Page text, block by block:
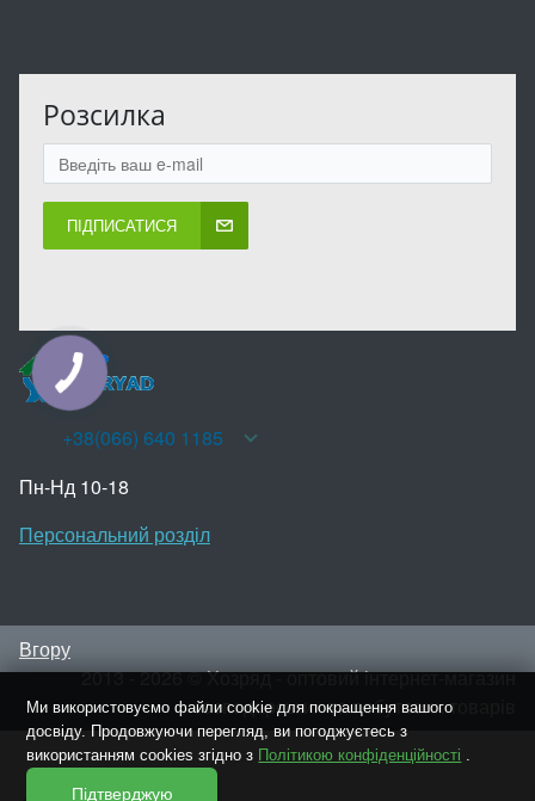
Розсилка
ПІДПИСАТИСЯ
+38(066) 640 1185
Пн-Нд 10-18
Персональний розділ
Вгору
2013 - 2026 © Хозряд - оптовий інтернет-магазин
господарських та побутових товарів
Ми використовуємо файли cookie для покращення вашого
досвіду. Продовжуючи перегляд, ви погоджуєтесь з
використанням cookies згідно з Політикою конфіденційності .
Підтверджую
КНОПКА
ЗВ'ЯЗКУ